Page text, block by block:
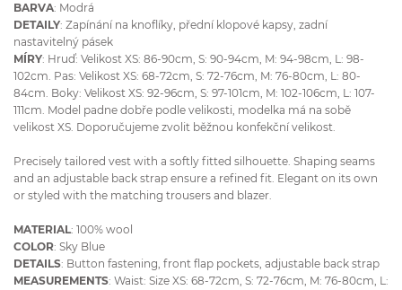
BARVA: Modrá
DETAILY: Zapínání na knoflíky, přední klopové kapsy, zadní
nastavitelný pásek
MÍRY: Hruď: Velikost XS: 86-90cm, S: 90-94cm, M: 94-98cm, L: 98-
102cm. Pas: Velikost XS: 68-72cm, S: 72-76cm, M: 76-80cm, L: 80-
84cm. Boky: Velikost XS: 92-96cm, S: 97-101cm, M: 102-106cm, L: 107-
111cm. Model padne dobře podle velikosti, modelka má na sobě
velikost XS. Doporučujeme zvolit běžnou konfekční velikost.
Precisely tailored vest with a softly fitted silhouette. Shaping seams
and an adjustable back strap ensure a refined fit. Elegant on its own
or styled with the matching trousers and blazer.
MATERIAL: 100% wool
COLOR: Sky Blue
DETAILS: Button fastening, front flap pockets, adjustable back strap
MEASUREMENTS: Waist: Size XS: 68-72cm, S: 72-76cm, M: 76-80cm, L: